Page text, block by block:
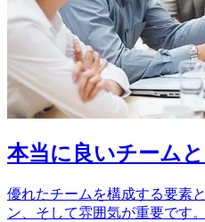
本当に良いチーム
優れたチームを構成する要素
ン、そして雰囲気が重要です